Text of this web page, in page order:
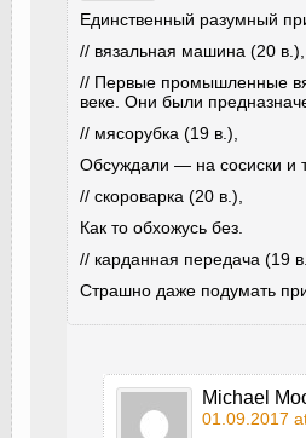
Единственный разумный
// вязальная машина (20 в.),
// Первые промышленные
веке. Они были
// мясорубка (19 в.),
Обсуждали — на сосиски и
// скороварка (20 в.),
Как то обхожусь без.
// карданная передача (19
Страшно даже подумать
Michael
01.09.2017